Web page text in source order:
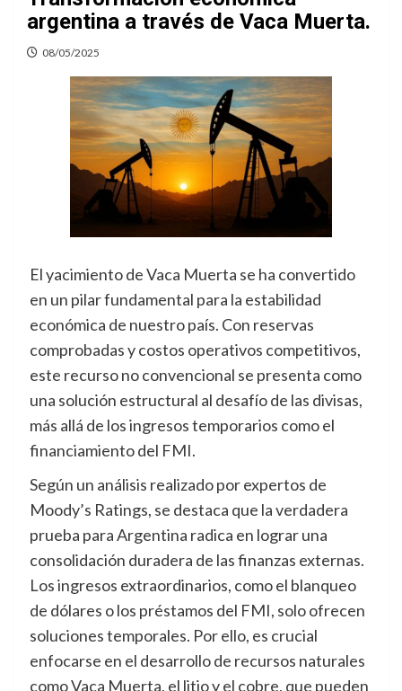
argentina a través de Vaca Muerta.
08/05/2025
El yacimiento de Vaca Muerta se ha convertido
en un pilar fundamental para la estabilidad
económica de nuestro país. Con reservas
comprobadas y costos operativos competitivos,
este recurso no convencional se presenta como
una solución estructural al desafío de las divisas,
más allá de los ingresos temporarios como el
financiamiento del FMI.
Según un análisis realizado por expertos de
Moody’s Ratings, se destaca que la verdadera
prueba para Argentina radica en lograr una
consolidación duradera de las finanzas externas.
Los ingresos extraordinarios, como el blanqueo
de dólares o los préstamos del FMI, solo ofrecen
soluciones temporales. Por ello, es crucial
enfocarse en el desarrollo de recursos naturales
como Vaca Muerta, el litio y el cobre, que pueden